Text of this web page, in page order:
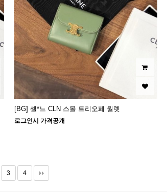
[BG] 셀*느 CLN 스몰 트리오페 월렛
로그인시 가격공개
3 4